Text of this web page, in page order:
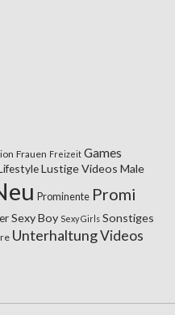
Frauen Freizeit Games
Lustige Videos Male
Prominente Promi
Sexy Boy Sexy Girls Sonstiges
UnterhaltungVideos